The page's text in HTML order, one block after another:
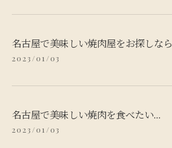
名古屋で美味しい焼肉屋をお探しなら
2023/01/03
名古屋で美味しい焼肉を食べたい...
2023/01/03